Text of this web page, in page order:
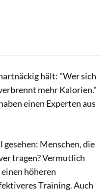
hält: "Wer sich
mehr Kalorien."
einen Experten aus
gesehen: Menschen, die
tragen? Vermutlich
höheren
Training. Auch